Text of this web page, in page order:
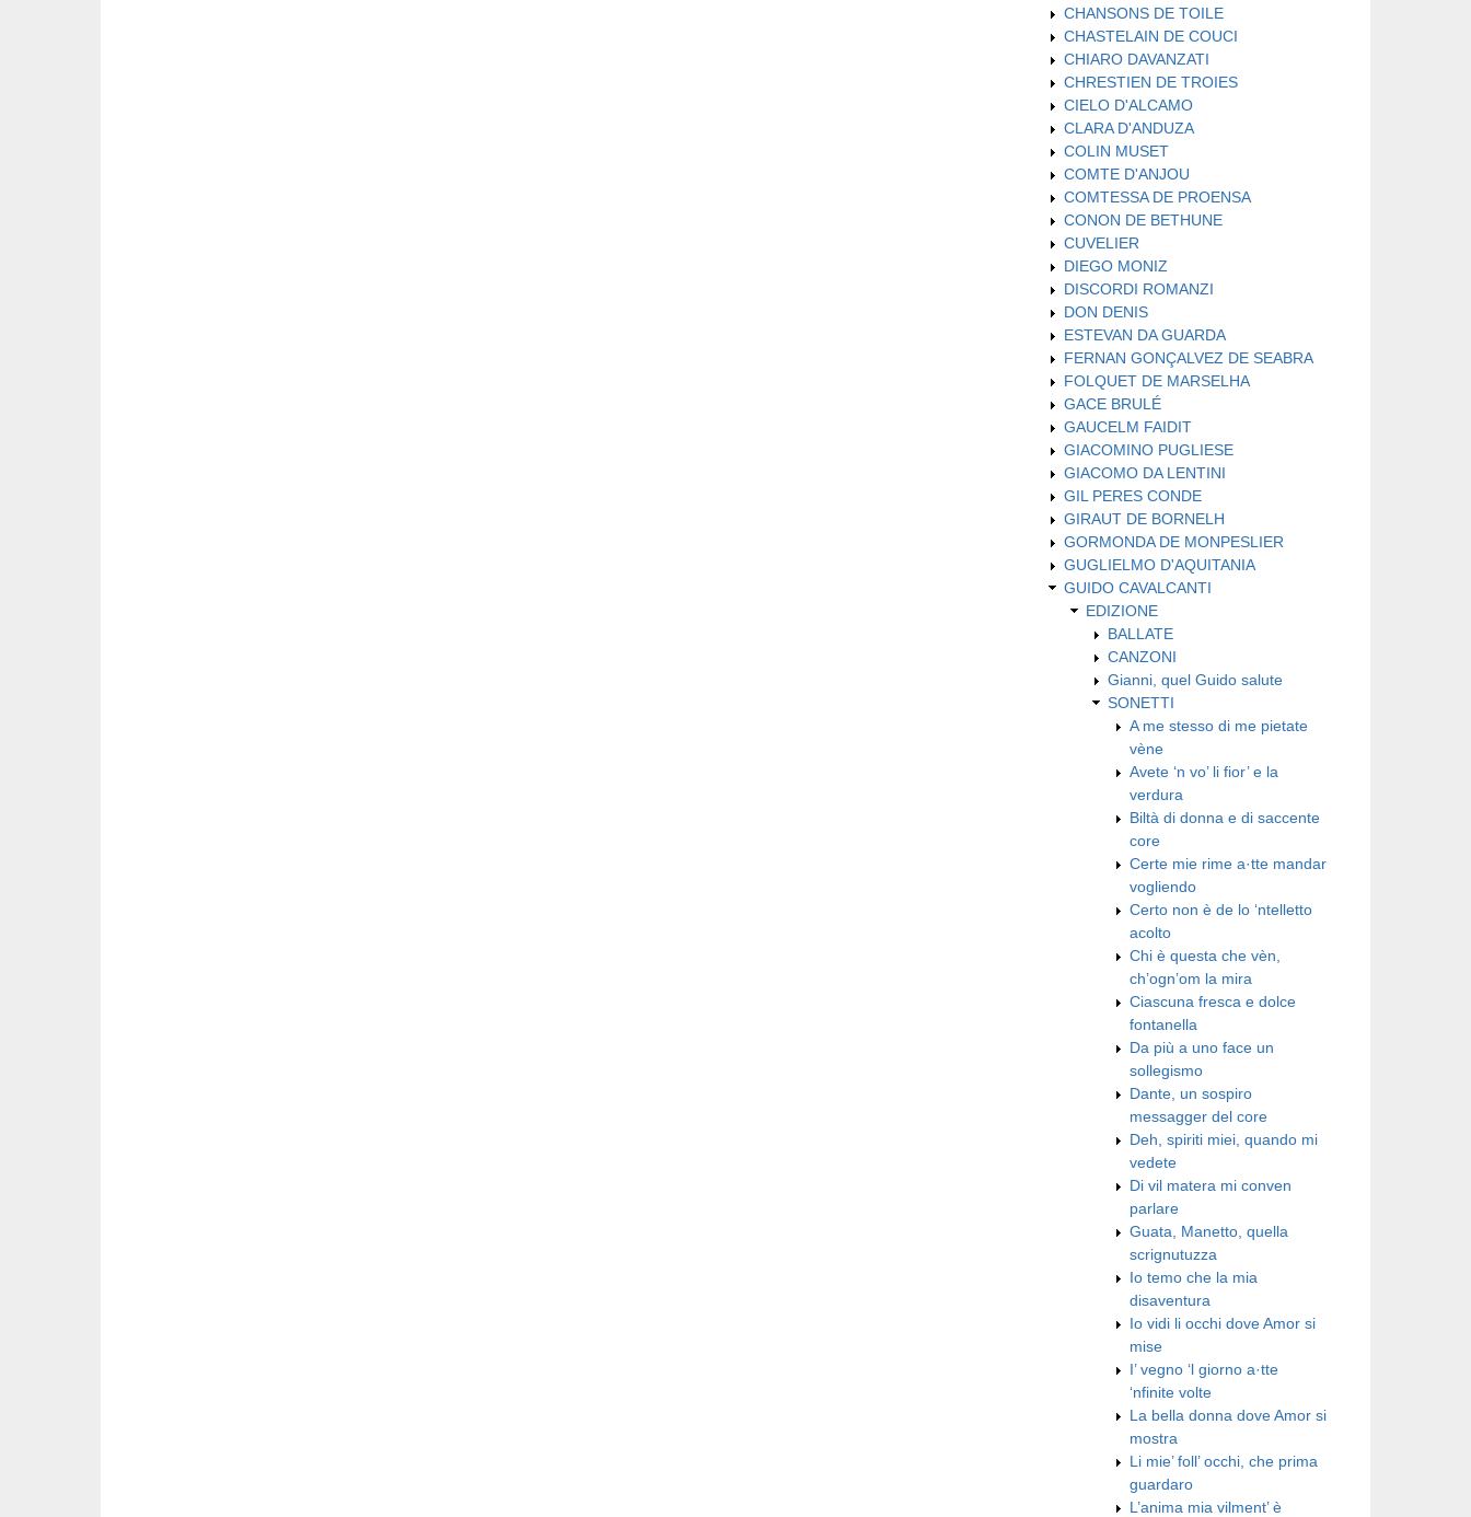
CHANSONS DE TOILE
CHASTELAIN DE COUCI
CHIARO DAVANZATI
CHRESTIEN DE TROIES
CIELO D'ALCAMO
CLARA D'ANDUZA
COLIN MUSET
COMTE D'ANJOU
COMTESSA DE PROENSA
CONON DE BETHUNE
CUVELIER
DIEGO MONIZ
DISCORDI ROMANZI
DON DENIS
ESTEVAN DA GUARDA
FERNAN GONÇALVEZ DE SEABRA
FOLQUET DE MARSELHA
GACE BRULÉ
GAUCELM FAIDIT
GIACOMINO PUGLIESE
GIACOMO DA LENTINI
GIL PERES CONDE
GIRAUT DE BORNELH
GORMONDA DE MONPESLIER
GUGLIELMO D'AQUITANIA
GUIDO CAVALCANTI
EDIZIONE
BALLATE
CANZONI
Gianni, quel Guido salute
SONETTI
A me stesso di me pietate
vène
Avete ‘n vo’ li fior’ e la
verdura
Biltà di donna e di saccente
core
Certe mie rime a·tte mandar
vogliendo
Certo non è de lo ‘ntelletto
acolto
Chi è questa che vèn,
ch’ogn’om la mira
Ciascuna fresca e dolce
fontanella
Da più a uno face un
sollegismo
Dante, un sospiro
messagger del core
Deh, spiriti miei, quando mi
vedete
Di vil matera mi conven
parlare
Guata, Manetto, quella
scrignutuzza
Io temo che la mia
disaventura
Io vidi li occhi dove Amor si
mise
I’ vegno ‘l giorno a·tte
‘nfinite volte
La bella donna dove Amor si
mostra
Li mie’ foll’ occhi, che prima
guardaro
L’anima mia vilment’ è